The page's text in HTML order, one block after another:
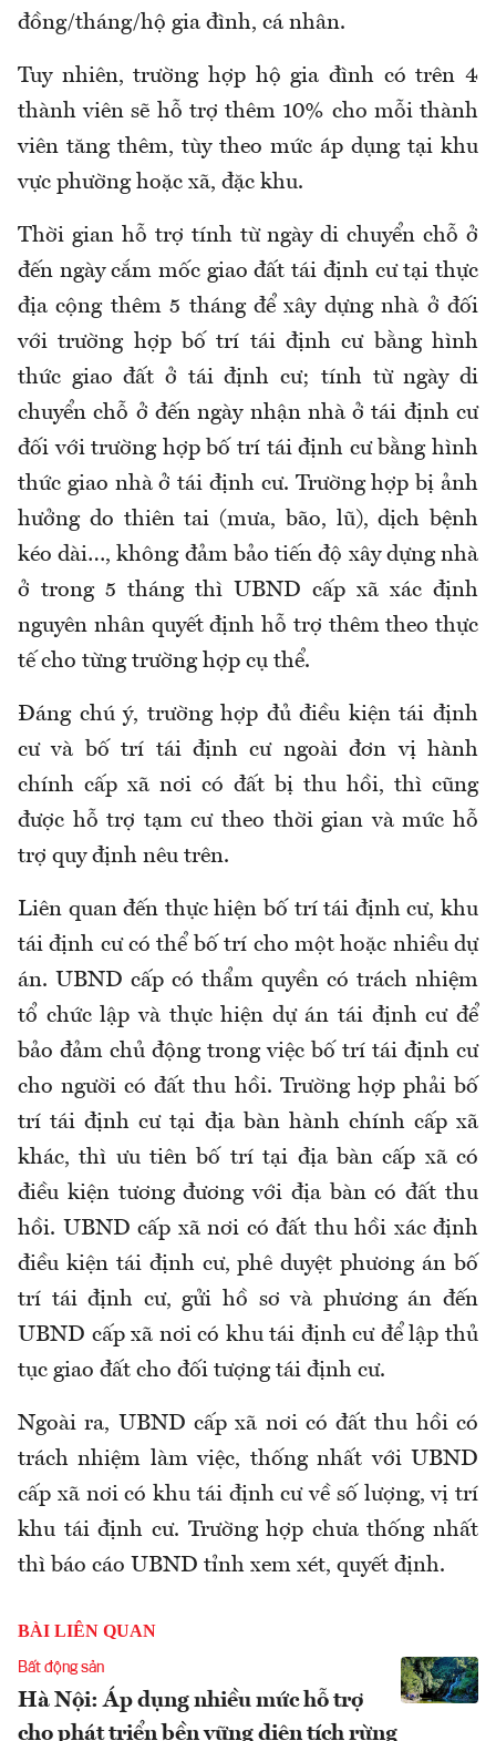
đồng/tháng/hộ gia đình, cá nhân.
Tuy nhiên, trường hợp hộ gia đình có trên 4
thành viên sẽ hỗ trợ thêm 10% cho mỗi thành
viên tăng thêm, tùy theo mức áp dụng tại khu
vực phường hoặc xã, đặc khu.
Thời gian hỗ trợ tính từ ngày di chuyển chỗ ở
đến ngày cắm mốc giao đất tái định cư tại thực
địa cộng thêm 5 tháng để xây dựng nhà ở đối
với trường hợp bố trí tái định cư bằng hình
thức giao đất ở tái định cư; tính từ ngày di
chuyển chỗ ở đến ngày nhận nhà ở tái định cư
đối với trường hợp bố trí tái định cư bằng hình
thức giao nhà ở tái định cư. Trường hợp bị ảnh
hưởng do thiên tai (mưa, bão, lũ), dịch bệnh
kéo dài…, không đảm bảo tiến độ xây dựng nhà
ở trong 5 tháng thì UBND cấp xã xác định
nguyên nhân quyết định hỗ trợ thêm theo thực
tế cho từng trường hợp cụ thể.
Đáng chú ý, trường hợp đủ điều kiện tái định
cư và bố trí tái định cư ngoài đơn vị hành
chính cấp xã nơi có đất bị thu hồi, thì cũng
được hỗ trợ tạm cư theo thời gian và mức hỗ
trợ quy định nêu trên.
Liên quan đến thực hiện bố trí tái định cư, khu
tái định cư có thể bố trí cho một hoặc nhiều dự
án. UBND cấp có thẩm quyền có trách nhiệm
tổ chức lập và thực hiện dự án tái định cư để
bảo đảm chủ động trong việc bố trí tái định cư
cho người có đất thu hồi. Trường hợp phải bố
trí tái định cư tại địa bàn hành chính cấp xã
khác, thì ưu tiên bố trí tại địa bàn cấp xã có
điều kiện tương đương với địa bàn có đất thu
hồi. UBND cấp xã nơi có đất thu hồi xác định
điều kiện tái định cư, phê duyệt phương án bố
trí tái định cư, gửi hồ sơ và phương án đến
UBND cấp xã nơi có khu tái định cư để lập thủ
tục giao đất cho đối tượng tái định cư.
Ngoài ra, UBND cấp xã nơi có đất thu hồi có
trách nhiệm làm việc, thống nhất với UBND
cấp xã nơi có khu tái định cư về số lượng, vị trí
khu tái định cư. Trường hợp chưa thống nhất
thì báo cáo UBND tỉnh xem xét, quyết định.
BÀI LIÊN QUAN
Bất động sản
Hà Nội: Áp dụng nhiều mức hỗ trợ
cho phát triển bền vững diện tích rừng